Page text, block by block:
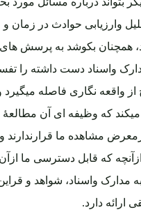
وارزیابی حوادث در زمان
همچنان بکوشد به پرسش
واسناد دست داشته را
از واقعه نگاری فاصله
که وظیفه ای آن مطالعۀ
مشاهده ما قرارندارند و
که قابل دسترسی ما ازآن
مدارک واسناد، شواهد و
ارائه دارد.